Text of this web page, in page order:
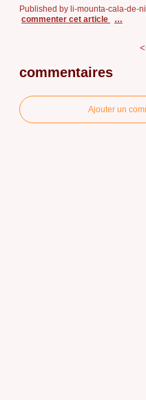
Published by li-mounta-cala-de-
commenter cet article
…
commentaires
Ajouter un